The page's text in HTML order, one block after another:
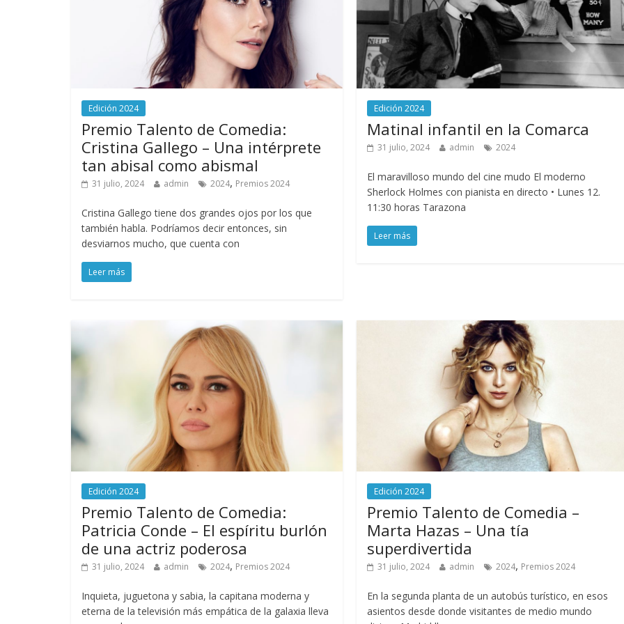
Edición 2024
Premio Talento de Comedia:
Cristina Gallego – Una intérprete
tan abisal como abismal
31 julio, 2024 admin 2024, Premios 2024
Cristina Gallego tiene dos grandes ojos por los que
también habla. Podríamos decir entonces, sin
desviarnos mucho, que cuenta con
Leer más
Edición 2024
Matinal infantil en la Comarca
31 julio, 2024 admin 2024
El maravilloso mundo del cine mudo El moderno
Sherlock Holmes con pianista en directo • Lunes 12.
11:30 horas Tarazona
Leer más
Edición 2024
Premio Talento de Comedia:
Patricia Conde – El espíritu burlón
de una actriz poderosa
31 julio, 2024 admin 2024, Premios 2024
Inquieta, juguetona y sabia, la capitana moderna y
eterna de la televisión más empática de la galaxia lleva
Edición 2024
Premio Talento de Comedia –
Marta Hazas – Una tía
superdivertida
31 julio, 2024 admin 2024, Premios 2024
En la segunda planta de un autobús turístico, en esos
asientos desde donde visitantes de medio mundo